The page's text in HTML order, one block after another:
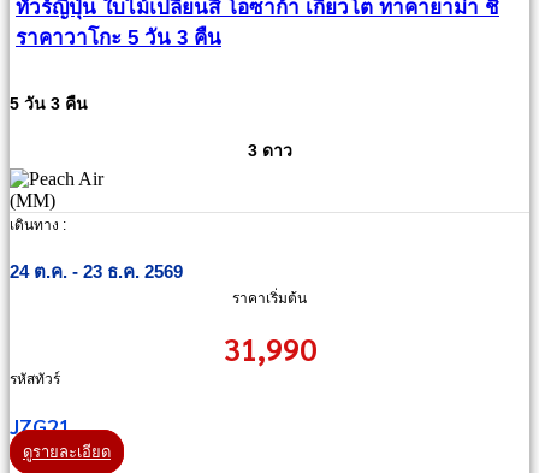
ทัวร์ญี่ปุ่น ใบไม้เปลี่ยนสี โอซาก้า เกียวโต ทาคายาม่า ชิ
ราคาวาโกะ 5 วัน 3 คืน
5 วัน 3 คืน
3 ดาว
เดินทาง :
24 ต.ค. - 23 ธ.ค. 2569
ราคาเริ่มต้น
31,990
รหัสทัวร์
JZG21
ดูรายละเอียด